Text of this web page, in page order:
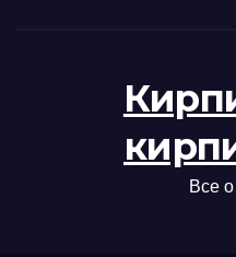
Все